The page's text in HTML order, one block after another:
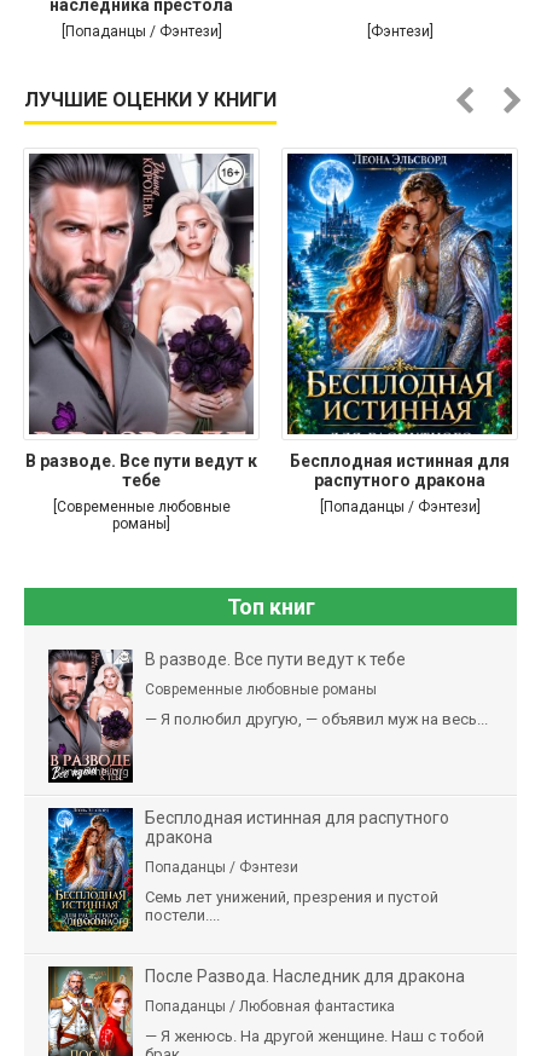
наследника престола
[Попаданцы / Фэнтези] [Фэнтези]
ЛУЧШИЕ ОЦЕНКИ У КНИГИ
В разводе. Все пути ведут к
тебе
[Современные любовные
романы]
Бесплодная истинная для
распутного дракона
[Попаданцы / Фэнтези]
Топ книг
В разводе. Все пути ведут к тебе
Современные любовные романы
— Я полюбил другую, — объявил муж на весь...
Бесплодная истинная для распутного
дракона
Попаданцы / Фэнтези
Семь лет унижений, презрения и пустой
постели....
После Развода. Наследник для дракона
Попаданцы / Любовная фантастика
— Я женюсь. На другой женщине. Наш с тобой